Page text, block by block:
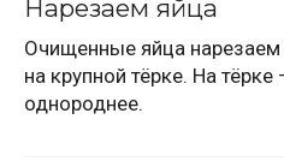
Нарезаем яйца
Очищенные яйца нарезаем
на крупной тёрке. На тёрке
однороднее.